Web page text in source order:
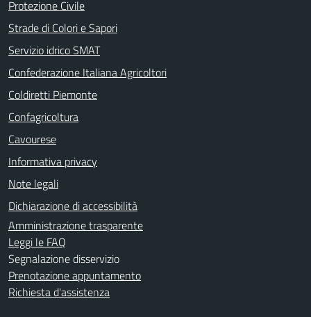
Protezione Civile
Strade di Colori e Sapori
Servizio idrico SMAT
Confederazione Italiana Agricoltori
Coldiretti Piemonte
Confagricoltura
Cavourese
Informativa privacy
Note legali
Dichiarazione di accessibilità
Amministrazione trasparente
Leggi le FAQ
Segnalazione disservizio
Prenotazione appuntamento
Richiesta d'assistenza